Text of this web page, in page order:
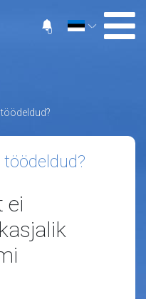
0
ei